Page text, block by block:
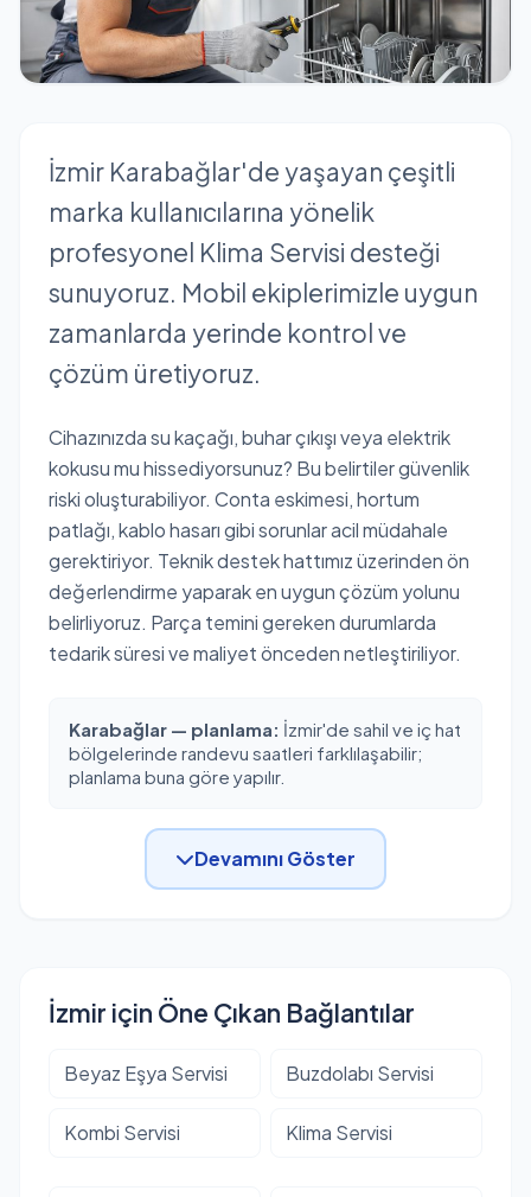
İzmir Karabağlar'de yaşayan çeşitli
marka kullanıcılarına yönelik
profesyonel Klima Servisi desteği
sunuyoruz. Mobil ekiplerimizle uygun
zamanlarda yerinde kontrol ve
çözüm üretiyoruz.
Cihazınızda su kaçağı, buhar çıkışı veya elektrik
kokusu mu hissediyorsunuz? Bu belirtiler güvenlik
riski oluşturabiliyor. Conta eskimesi, hortum
patlağı, kablo hasarı gibi sorunlar acil müdahale
gerektiriyor. Teknik destek hattımız üzerinden ön
değerlendirme yaparak en uygun çözüm yolunu
belirliyoruz. Parça temini gereken durumlarda
tedarik süresi ve maliyet önceden netleştiriliyor.
Karabağlar — planlama: İzmir'de sahil ve iç hat
bölgelerinde randevu saatleri farklılaşabilir;
planlama buna göre yapılır.
Devamını Göster
İzmir için Öne Çıkan Bağlantılar
Beyaz Eşya Servisi Buzdolabı Servisi
Kombi Servisi Klima Servisi